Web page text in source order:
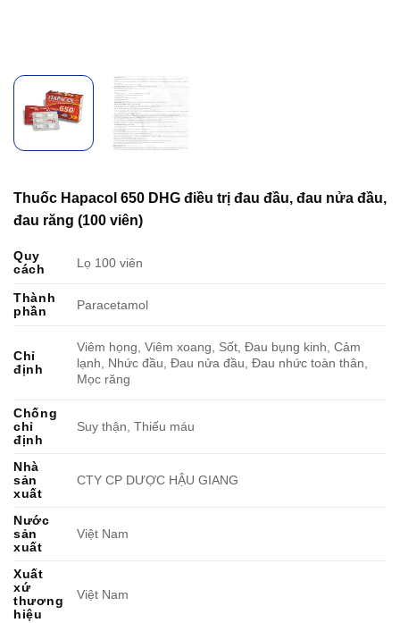
Thuốc Hapacol 650 DHG điều trị đau đầu, đau nửa đầu,
đau răng (100 viên)
Quy
cách
Lọ 100 viên
Thành
phần
Paracetamol
Chỉ
định
Viêm họng, Viêm xoang, Sốt, Đau bụng kinh, Cảm
lạnh, Nhức đầu, Đau nửa đầu, Đau nhức toàn thân,
Mọc răng
Chống
chỉ
định
Suy thận, Thiếu máu
Nhà
sản
xuất
CTY CP DƯỢC HẬU GIANG
Nước
sản
xuất
Việt Nam
Xuất
xứ
thương
hiệu
Việt Nam